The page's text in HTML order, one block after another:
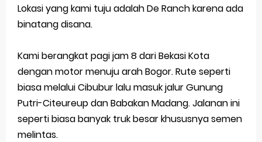
Bocoran 150 Bank Soal Dasar OSN Geografi 2026 Part 1 [Wajib Baca]
Bencana Banjir Bandang di Sumatra Salah Manusia
Gratis, Pre Test Online Calon Pejuang OSN Geografi 2026
50 Latihan Prediksi Soal TKA Sosiologi 2025 + Kunci
Prediksi Soal TKA Geografi Topik Konsep Geografi + Kunci
Latihan Soal TKA Geografi 2025 Topik Analisa Informasi Geospasial
Lokasi yang kami tuju adalah De Ranch karena ada
binatang disana.
Kami berangkat pagi jam 8 dari Bekasi Kota
dengan motor menuju arah Bogor. Rute seperti
biasa melalui Cibubur lalu masuk jalur Gunung
Putri-Citeureup dan Babakan Madang. Jalanan ini
seperti biasa banyak truk besar khususnya semen
melintas.